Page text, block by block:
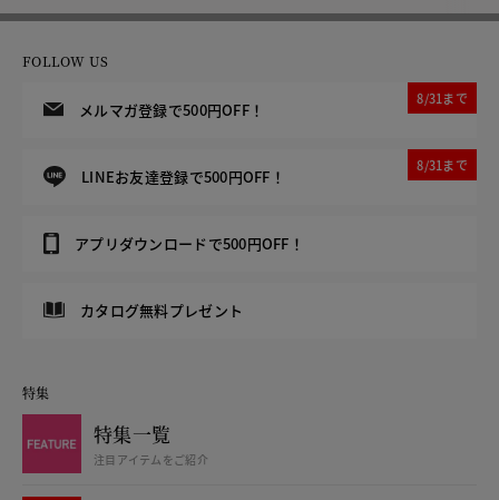
FOLLOW US
メルマガ登録で500円OFF！
8/31まで
LINEお友達登録で500円OFF！
8/31まで
アプリダウンロードで500円OFF！
カタログ無料プレゼント
特集
特集一覧
注目アイテムをご紹介